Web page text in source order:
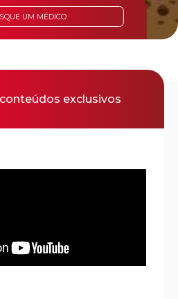
UM MÉDICO
exclusivos